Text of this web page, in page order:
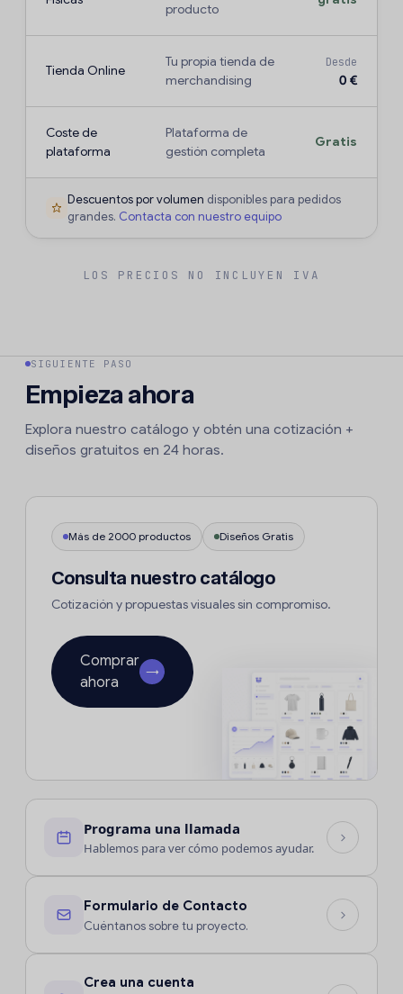
producto
Tienda Online
Tu propia tienda de
merchandising
Desde
0 €
Coste de
plataforma
Plataforma de
gestión completa
Gratis
Descuentos por volumen disponibles para pedidos
grandes. Contacta con nuestro equipo
LOS PRECIOS NO INCLUYEN IVA
SIGUIENTE PASO
Empieza ahora
Explora nuestro catálogo y obtén una cotización +
diseños gratuitos en 24 horas.
Más de 2000 productos Diseños Gratis
Consulta nuestro catálogo
Cotización y propuestas visuales sin compromiso.
Comprar
ahora
→
Programa una llamada
Hablemos para ver cómo podemos ayudar.
Formulario de Contacto
Cuéntanos sobre tu proyecto.
Crea una cuenta